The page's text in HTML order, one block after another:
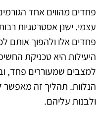
פחדים מהווים אחד
עצמי. ישנן אסטרטגיות
פחדים אלו ולהפוך אותם
היעילות היא טכניקת
למצבים שמעוררים פחד,
הנלוות. תהליך זה
ולבנות עליהם.